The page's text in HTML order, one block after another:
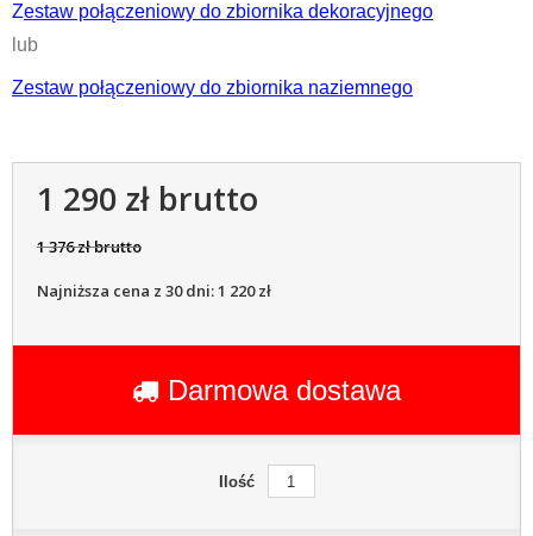
Zestaw połączeniowy do zbiornika dekoracyjnego
lub
Zestaw połączeniowy do zbiornika naziemnego
1 290 zł brutto
1 376 zł brutto
Najniższa cena z 30 dni: 1 220 zł
Darmowa dostawa
Ilość